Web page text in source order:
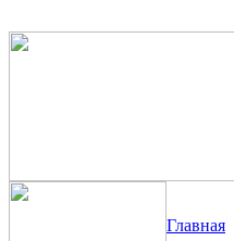
Главная